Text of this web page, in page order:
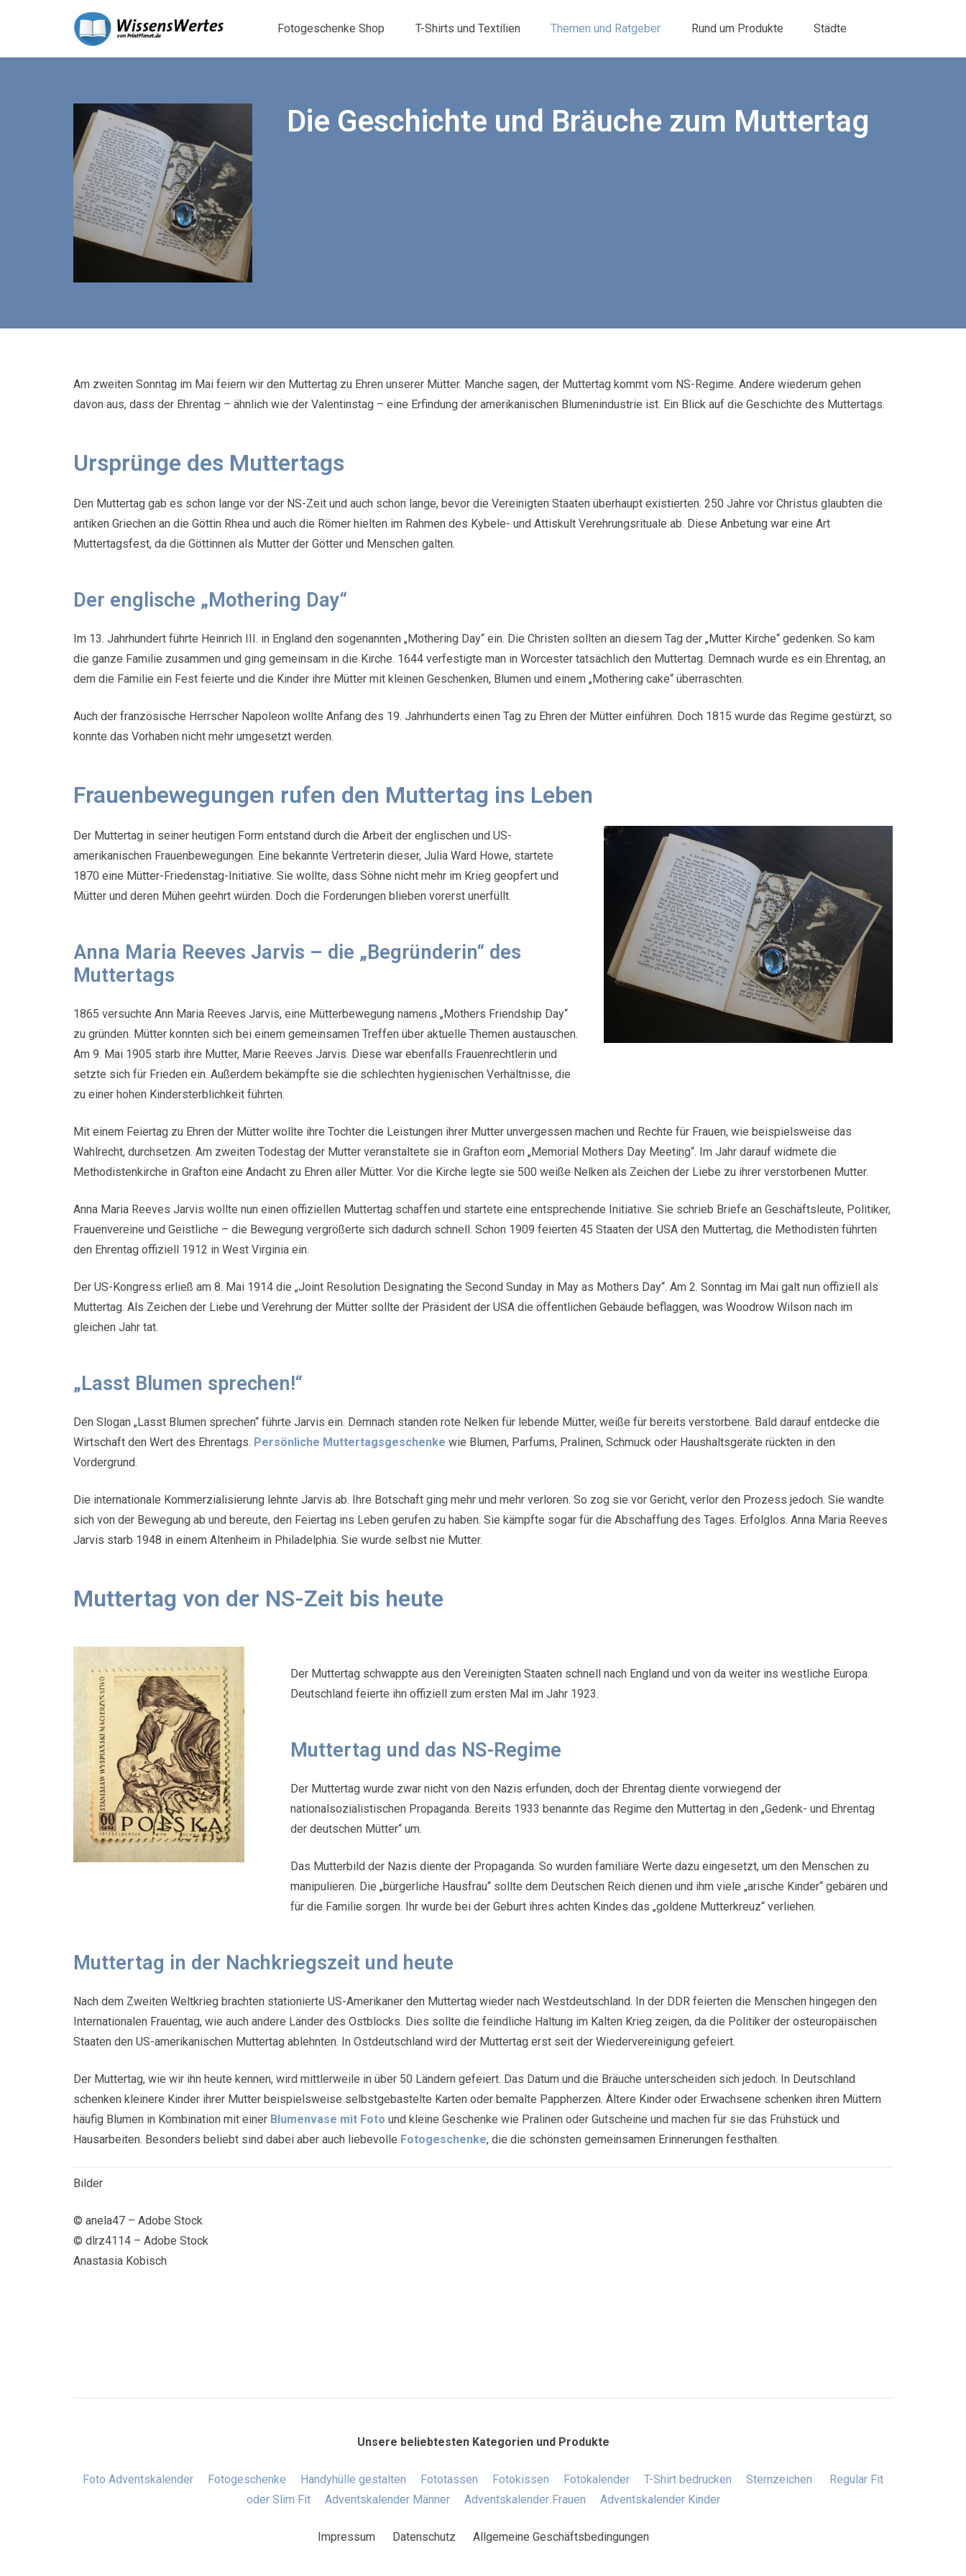
Fotogeschenke Shop T-Shirts und Textilien Themen und Ratgeber Rund um Produkte Städte
Die Geschichte und Bräuche zum Muttertag
Am zweiten Sonntag im Mai feiern wir den Muttertag zu Ehren unserer Mütter. Manche sagen, der Muttertag kommt vom NS-Regime. Andere wiederum gehen
davon aus, dass der Ehrentag – ähnlich wie der Valentinstag – eine Erfindung der amerikanischen Blumenindustrie ist. Ein Blick auf die Geschichte des Muttertags.
Ursprünge des Muttertags
Den Muttertag gab es schon lange vor der NS-Zeit und auch schon lange, bevor die Vereinigten Staaten überhaupt existierten. 250 Jahre vor Christus glaubten die
antiken Griechen an die Göttin Rhea und auch die Römer hielten im Rahmen des Kybele- und Attiskult Verehrungsrituale ab. Diese Anbetung war eine Art
Muttertagsfest, da die Göttinnen als Mutter der Götter und Menschen galten.
Der englische „Mothering Day“
Im 13. Jahrhundert führte Heinrich III. in England den sogenannten „Mothering Day“ ein. Die Christen sollten an diesem Tag der „Mutter Kirche“ gedenken. So kam
die ganze Familie zusammen und ging gemeinsam in die Kirche. 1644 verfestigte man in Worcester tatsächlich den Muttertag. Demnach wurde es ein Ehrentag, an
dem die Familie ein Fest feierte und die Kinder ihre Mütter mit kleinen Geschenken, Blumen und einem „Mothering cake“ überraschten.
Auch der französische Herrscher Napoleon wollte Anfang des 19. Jahrhunderts einen Tag zu Ehren der Mütter einführen. Doch 1815 wurde das Regime gestürzt, so
konnte das Vorhaben nicht mehr umgesetzt werden.
Frauenbewegungen rufen den Muttertag ins Leben
Der Muttertag in seiner heutigen Form entstand durch die Arbeit der englischen und US-
amerikanischen Frauenbewegungen. Eine bekannte Vertreterin dieser, Julia Ward Howe, startete
1870 eine Mütter-Friedenstag-Initiative. Sie wollte, dass Söhne nicht mehr im Krieg geopfert und
Mütter und deren Mühen geehrt würden. Doch die Forderungen blieben vorerst unerfüllt.
Anna Maria Reeves Jarvis – die „Begründerin“ des
Muttertags
1865 versuchte Ann Maria Reeves Jarvis, eine Mütterbewegung namens „Mothers Friendship Day“
zu gründen. Mütter konnten sich bei einem gemeinsamen Treffen über aktuelle Themen austauschen.
Am 9. Mai 1905 starb ihre Mutter, Marie Reeves Jarvis. Diese war ebenfalls Frauenrechtlerin und
setzte sich für Frieden ein. Außerdem bekämpfte sie die schlechten hygienischen Verhältnisse, die
zu einer hohen Kindersterblichkeit führten.
Mit einem Feiertag zu Ehren der Mütter wollte ihre Tochter die Leistungen ihrer Mutter unvergessen machen und Rechte für Frauen, wie beispielsweise das
Wahlrecht, durchsetzen. Am zweiten Todestag der Mutter veranstaltete sie in Grafton eom „Memorial Mothers Day Meeting“. Im Jahr darauf widmete die
Methodistenkirche in Grafton eine Andacht zu Ehren aller Mütter. Vor die Kirche legte sie 500 weiße Nelken als Zeichen der Liebe zu ihrer verstorbenen Mutter.
Anna Maria Reeves Jarvis wollte nun einen offiziellen Muttertag schaffen und startete eine entsprechende Initiative. Sie schrieb Briefe an Geschäftsleute, Politiker,
Frauenvereine und Geistliche – die Bewegung vergrößerte sich dadurch schnell. Schon 1909 feierten 45 Staaten der USA den Muttertag, die Methodisten führten
den Ehrentag offiziell 1912 in West Virginia ein.
Der US-Kongress erließ am 8. Mai 1914 die „Joint Resolution Designating the Second Sunday in May as Mothers Day“. Am 2. Sonntag im Mai galt nun offiziell als
Muttertag. Als Zeichen der Liebe und Verehrung der Mütter sollte der Präsident der USA die öffentlichen Gebäude beflaggen, was Woodrow Wilson nach im
gleichen Jahr tat.
„Lasst Blumen sprechen!“
Den Slogan „Lasst Blumen sprechen“ führte Jarvis ein. Demnach standen rote Nelken für lebende Mütter, weiße für bereits verstorbene. Bald darauf entdecke die
Wirtschaft den Wert des Ehrentags. Persönliche Muttertagsgeschenke wie Blumen, Parfums, Pralinen, Schmuck oder Haushaltsgeräte rückten in den
Vordergrund.
Die internationale Kommerzialisierung lehnte Jarvis ab. Ihre Botschaft ging mehr und mehr verloren. So zog sie vor Gericht, verlor den Prozess jedoch. Sie wandte
sich von der Bewegung ab und bereute, den Feiertag ins Leben gerufen zu haben. Sie kämpfte sogar für die Abschaffung des Tages. Erfolglos. Anna Maria Reeves
Jarvis starb 1948 in einem Altenheim in Philadelphia. Sie wurde selbst nie Mutter.
Muttertag von der NS-Zeit bis heute
Der Muttertag schwappte aus den Vereinigten Staaten schnell nach England und von da weiter ins westliche Europa.
Deutschland feierte ihn offiziell zum ersten Mal im Jahr 1923.
Muttertag und das NS-Regime
Der Muttertag wurde zwar nicht von den Nazis erfunden, doch der Ehrentag diente vorwiegend der
nationalsozialistischen Propaganda. Bereits 1933 benannte das Regime den Muttertag in den „Gedenk- und Ehrentag
der deutschen Mütter“ um.
Das Mutterbild der Nazis diente der Propaganda. So wurden familiäre Werte dazu eingesetzt, um den Menschen zu
manipulieren. Die „bürgerliche Hausfrau“ sollte dem Deutschen Reich dienen und ihm viele „arische Kinder“ gebären und
für die Familie sorgen. Ihr wurde bei der Geburt ihres achten Kindes das „goldene Mutterkreuz“ verliehen.
Muttertag in der Nachkriegszeit und heute
Nach dem Zweiten Weltkrieg brachten stationierte US-Amerikaner den Muttertag wieder nach Westdeutschland. In der DDR feierten die Menschen hingegen den
Internationalen Frauentag, wie auch andere Länder des Ostblocks. Dies sollte die feindliche Haltung im Kalten Krieg zeigen, da die Politiker der osteuropäischen
Staaten den US-amerikanischen Muttertag ablehnten. In Ostdeutschland wird der Muttertag erst seit der Wiedervereinigung gefeiert.
Der Muttertag, wie wir ihn heute kennen, wird mittlerweile in über 50 Ländern gefeiert. Das Datum und die Bräuche unterscheiden sich jedoch. In Deutschland
schenken kleinere Kinder ihrer Mutter beispielsweise selbstgebastelte Karten oder bemalte Pappherzen. Ältere Kinder oder Erwachsene schenken ihren Müttern
häufig Blumen in Kombination mit einer Blumenvase mit Foto und kleine Geschenke wie Pralinen oder Gutscheine und machen für sie das Frühstück und
Hausarbeiten. Besonders beliebt sind dabei aber auch liebevolle Fotogeschenke, die die schönsten gemeinsamen Erinnerungen festhalten.
Bilder
© anela47 – Adobe Stock
© dlrz4114 – Adobe Stock
Anastasia Kobisch
Unsere beliebtesten Kategorien und Produkte
Foto Adventskalender Fotogeschenke Handyhülle gestalten Fototassen Fotokissen Fotokalender T-Shirt bedrucken Sternzeichen
Regular Fit
oder Slim Fit
Adventskalender Männer Adventskalender Frauen Adventskalender Kinder
Impressum Datenschutz Allgemeine Geschäftsbedingungen